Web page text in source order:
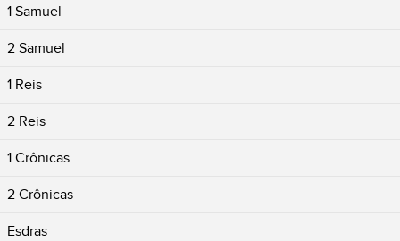
1 Samuel
2 Samuel
1 Reis
2 Reis
1 Crônicas
2 Crônicas
Esdras